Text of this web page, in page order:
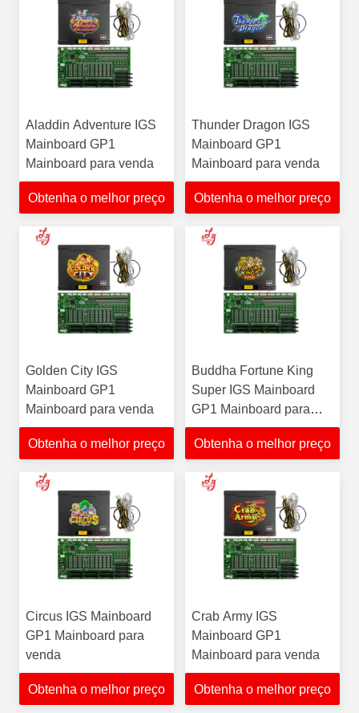
Aladdin Adventure IGS
Mainboard GP1
Mainboard para venda
Obtenha o melhor preço
Thunder Dragon IGS
Mainboard GP1
Mainboard para venda
Obtenha o melhor preço
Golden City IGS
Mainboard GP1
Mainboard para venda
Obtenha o melhor preço
Buddha Fortune King
Super IGS Mainboard
GP1 Mainboard para
venda
Obtenha o melhor preço
Circus IGS Mainboard
GP1 Mainboard para
venda
Obtenha o melhor preço
Crab Army IGS
Mainboard GP1
Mainboard para venda
Obtenha o melhor preço